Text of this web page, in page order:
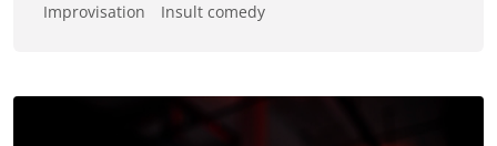
Improvisation
Insult comedy